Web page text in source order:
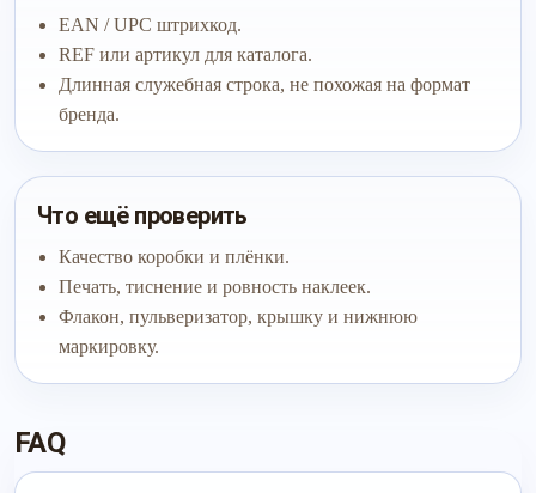
EAN / UPC штрихкод.
REF или артикул для каталога.
Длинная служебная строка, не похожая на формат
бренда.
Что ещё проверить
Качество коробки и плёнки.
Печать, тиснение и ровность наклеек.
Флакон, пульверизатор, крышку и нижнюю
маркировку.
FAQ